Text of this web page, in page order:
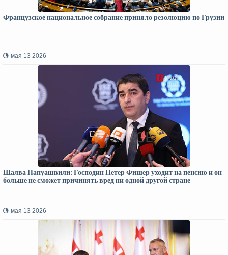
Французское национальное собрание приняло резолюцию по Грузии
мая 13 2026
Шалва Папуашвили: Господин Петер Фишер уходит на пенсию и он
больше не сможет причинять вред ни одной другой стране
мая 13 2026